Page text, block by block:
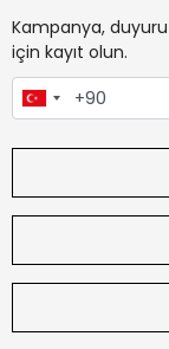
Kampanya,
için kayıt olun.